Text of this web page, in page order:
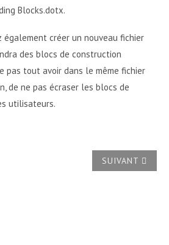
Blocks.dotx.
également créer un nouveau fichier
des blocs de construction
pas tout avoir dans le même fichier
de ne pas écraser les blocs de
utilisateurs.
: QUE SONT LES JEUX DE STYLES ET
ARTICLE
SUIVANT